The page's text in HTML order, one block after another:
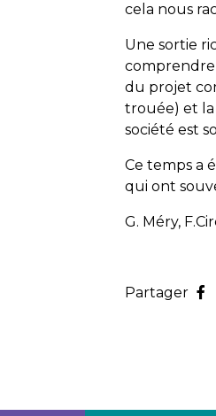
cela nous
Une sortie
comprendre
du projet
trouée) et la
société est
Ce temps a
qui ont
G. Méry,
Partager